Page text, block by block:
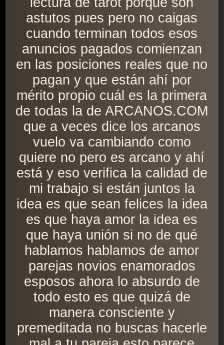
astutos pues pero no caigas
cuando terminan todos esos
anuncios pagados comienzan
en las posiciones reales que no
pagan y que están ahí por
mérito propio cuál es la primera
de todas la de ARCANOS.COM
que a veces dice los arcanos
vuelo va cambiando como
quiere no pero es arcano y ahí
está y eso verifica la calidad de
mi trabajo si están juntos la
idea es que sean felices la idea
es que haya amor la idea es
que haya unión si no de qué
hablamos hablamos de amor
parejas novios enamorados
esposos ahora lo absurdo de
todo esto es que quizá de
manera consciente y
premeditada no buscas hacerle